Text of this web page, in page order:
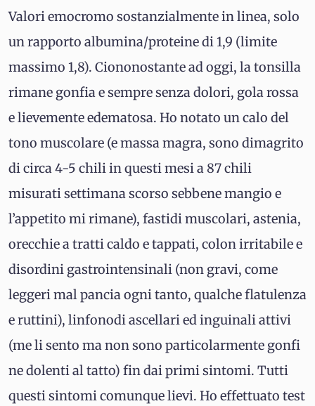
Valori emocromo sostanzialmente in linea, solo
un rapporto albumina/proteine di 1,9 (limite
massimo 1,8). Ciononostante ad oggi, la tonsilla
rimane gonfia e sempre senza dolori, gola rossa
e lievemente edematosa. Ho notato un calo del
tono muscolare (e massa magra, sono dimagrito
di circa 4-5 chili in questi mesi a 87 chili
misurati settimana scorso sebbene mangio e
l’appetito mi rimane), fastidi muscolari, astenia,
orecchie a tratti caldo e tappati, colon irritabile e
disordini gastrointensinali (non gravi, come
leggeri mal pancia ogni tanto, qualche flatulenza
e ruttini), linfonodi ascellari ed inguinali attivi
(me li sento ma non sono particolarmente gonfi
ne dolenti al tatto) fin dai primi sintomi. Tutti
questi sintomi comunque lievi. Ho effettuato test